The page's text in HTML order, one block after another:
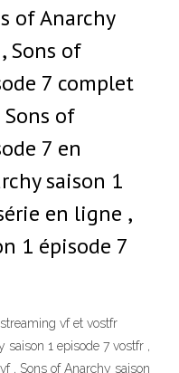
of Anarchy
Sons of
7 complet
of
7 en
saison 1
en ligne ,
1 épisode 7
vf et vostfr
1 episode 7 vostfr ,
, Sons of Anarchy saison